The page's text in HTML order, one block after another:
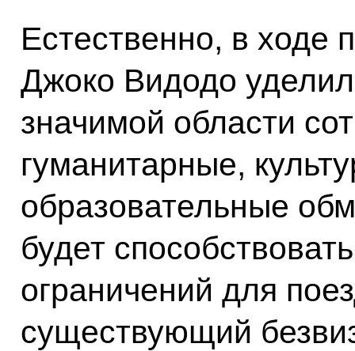
Естественно, в ходе
Джоко Видодо
значимой области
гуманитарные,
образовательные
будет
ограничений для
существующий